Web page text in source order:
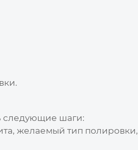
следующие шаги:
желаемый тип полировки,